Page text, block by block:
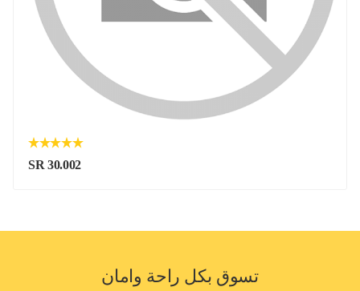
SR 30.002
تسوق بكل راحة وامان